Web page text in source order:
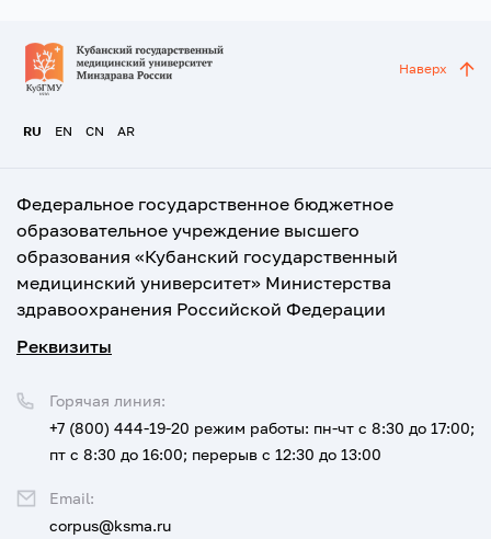
RU EN CN AR
Наверх
Федеральное государственное бюджетное
образовательное учреждение высшего
образования «Кубанский государственный
медицинский университет» Министерства
здравоохранения Российской Федерации
Реквизиты
Горячая линия:
+7 (800) 444-19-20 режим работы: пн-чт с 8:30 до 17:00;
пт с 8:30 до 16:00; перерыв с 12:30 до 13:00
Email:
corpus@ksma.ru